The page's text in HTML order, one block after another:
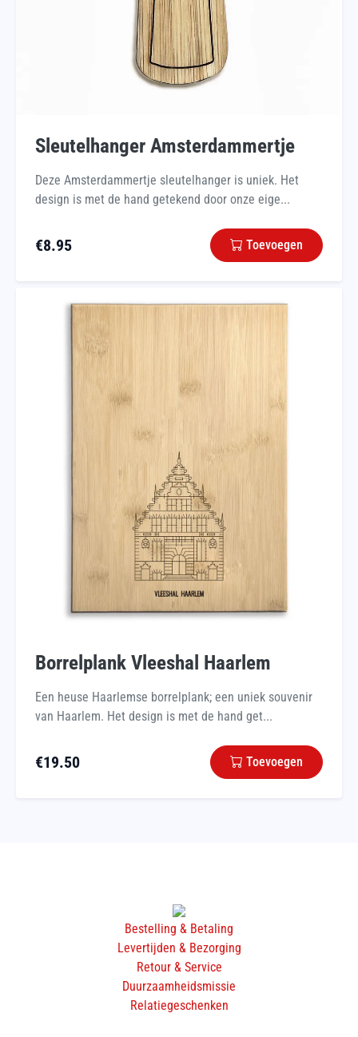
Sleutelhanger Amsterdammertje
Deze Amsterdammertje sleutelhanger is uniek. Het
design is met de hand getekend door onze eige...
€8.95 Toevoegen
Borrelplank Vleeshal Haarlem
Een heuse Haarlemse borrelplank; een uniek souvenir
van Haarlem. Het design is met de hand get...
€19.50 Toevoegen
Bestelling & Betaling
Levertijden & Bezorging
Retour & Service
Duurzaamheidsmissie
Relatiegeschenken